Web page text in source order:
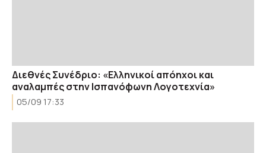
Διεθνές Συνέδριο: «Ελληνικοί απόηχοι και
αναλαμπές στην Ισπανόφωνη Λογοτεχνία»
05/09 17:33